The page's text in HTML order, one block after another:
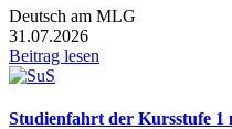
Deutsch am MLG
31.07.2026
Beitrag lesen
Studienfahrt der Kursstufe 1